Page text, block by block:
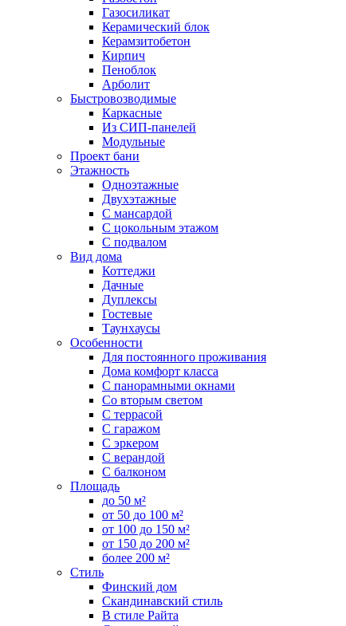
Газосиликат
Керамический блок
Керамзитобетон
Кирпич
Пеноблок
Арболит
Быстровозводимые
Каркасные
Из СИП-панелей
Модульные
Проект бани
Этажность
Одноэтажные
Двухэтажные
С мансардой
C цокольным этажом
С подвалом
Вид дома
Коттеджи
Дачные
Дуплексы
Гостевые
Таунхаусы
Особенности
Для постоянного проживания
Дома комфорт класса
С панорамными окнами
Со вторым светом
С террасой
С гаражом
С эркером
С верандой
С балконом
Площадь
до 50 м²
от 50 до 100 м²
от 100 до 150 м²
от 150 до 200 м²
более 200 м²
Стиль
Финский дом
Скандинавский стиль
В стиле Райта